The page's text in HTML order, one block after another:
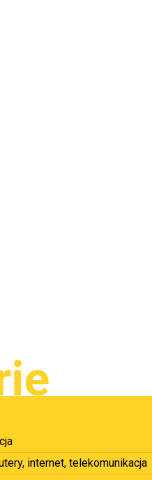
internet, telekomunikacja